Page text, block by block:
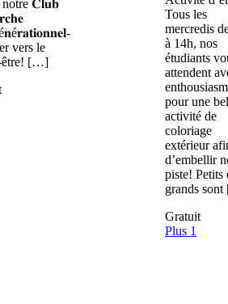
notre 𝐂𝐥𝐮𝐛
vers le
être! […]
Tous les
mercredis
à 14h, nos
étudiants
attendent
pour une
activité de
coloriage
extérieur
d’embellir
piste! Petits
grands
Gratuit
Plus 1